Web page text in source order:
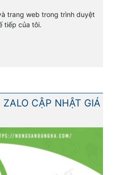
trang web trong trình duyệt
tiếp của tôi.
CẬP NHẬT GIÁ